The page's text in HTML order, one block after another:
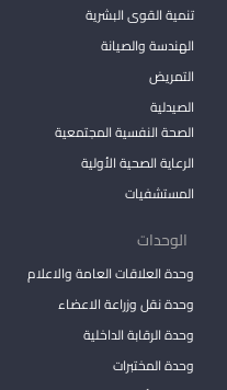
تنمية القوى البشرية
الهندسة والصيانة
التمريض
الصيدلية
الصحة النفسية المجتمعية
الرعاية الصحية الأولية
المستشفيات
الوحدات
وحدة العلاقات العامة والاعلام
وحدة نقل وزراعة الاعضاء
وحدة الرقابة الداخلية
وحدة المختبرات